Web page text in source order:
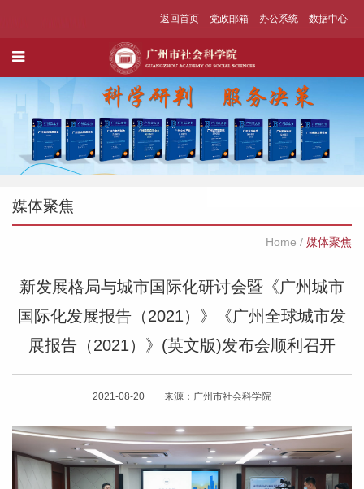
返回首页 党政邮箱 办公系统 数据中心
媒体聚焦
Home / 媒体聚焦
新发展格局与城市国际化研讨会暨《广州城市
国际化发展报告（2021）》《广州全球城市发
展报告（2021）》(英文版)发布会顺利召开
2021-08-20 来源：广州市社会科学院